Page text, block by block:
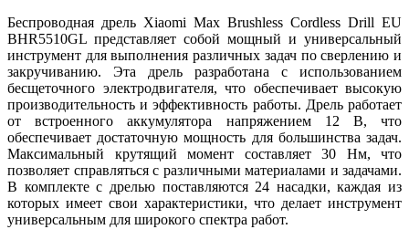
Беспроводная дрель Xiaomi Max Brushless Cordless Drill EU
BHR5510GL представляет собой мощный и универсальный
инструмент для выполнения различных задач по сверлению и
закручиванию. Эта дрель разработана с использованием
бесщеточного электродвигателя, что обеспечивает высокую
производительность и эффективность работы. Дрель работает
от встроенного аккумулятора напряжением 12 В, что
обеспечивает достаточную мощность для большинства задач.
Максимальный крутящий момент составляет 30 Нм, что
позволяет справляться с различными материалами и задачами.
В комплекте с дрелью поставляются 24 насадки, каждая из
которых имеет свои характеристики, что делает инструмент
универсальным для широкого спектра работ.